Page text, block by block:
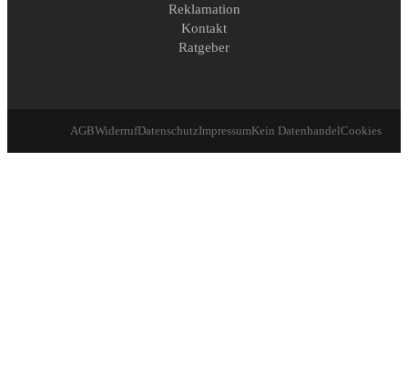
Reklamation
Kontakt
Ratgeber
AGBWiderrufDatenschutzImpressumKein DatenhandelCookies